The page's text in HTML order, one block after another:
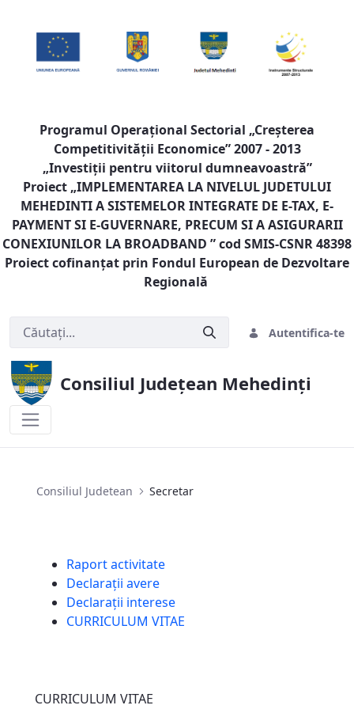
Programul Operaţional Sectorial „Creşterea
Competitivităţii Economice” 2007 - 2013
„Investiţii pentru viitorul dumneavoastră”
Proiect „IMPLEMENTAREA LA NIVELUL JUDETULUI
MEHEDINTI A SISTEMELOR INTEGRATE DE E-TAX, E-
PAYMENT SI E-GUVERNARE, PRECUM SI A ASIGURARII
CONEXIUNILOR LA BROADBAND ” cod SMIS-CSNR 48398
Proiect cofinanţat prin Fondul European de Dezvoltare
Regională
Autentifica-te
Consiliul Județean Mehedinți
Consiliul Judetean Secretar
Raport activitate
Declarații avere
Declarații interese
CURRICULUM VITAE
CURRICULUM VITAE